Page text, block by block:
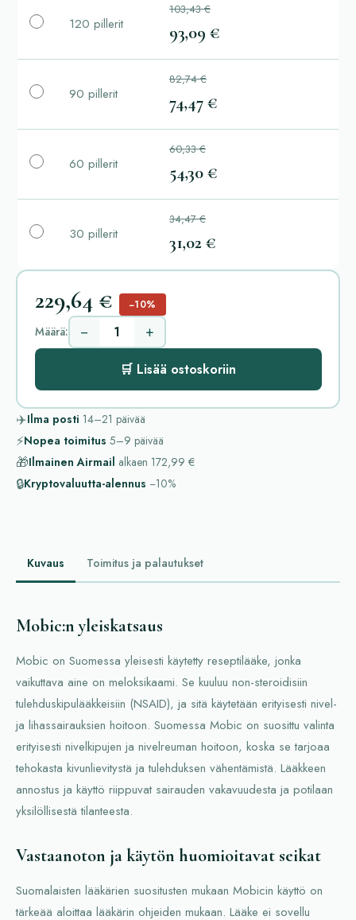
120 pillerit
103,43 €
93,09 €
90 pillerit
82,74 €
74,47 €
60 pillerit
60,33 €
54,30 €
30 pillerit
34,47 €
31,02 €
229,64 € −10%
Määrä: − +
🛒 Lisää ostoskoriin
✈️Ilma posti 14–21 päivää
⚡Nopea toimitus 5–9 päivää
🎁Ilmainen Airmail alkaen 172,99 €
🔒Kryptovaluutta-alennus −10%
Kuvaus Toimitus ja palautukset
Mobic:n yleiskatsaus
Mobic on Suomessa yleisesti käytetty reseptilääke, jonka
vaikuttava aine on meloksikaami. Se kuuluu non-steroidisiin
tulehduskipulääkkeisiin (NSAID), ja sitä käytetään erityisesti nivel-
ja lihassairauksien hoitoon. Suomessa Mobic on suosittu valinta
erityisesti nivelkipujen ja nivelreuman hoitoon, koska se tarjoaa
tehokasta kivunlievitystä ja tulehduksen vähentämistä. Lääkkeen
annostus ja käyttö riippuvat sairauden vakavuudesta ja potilaan
yksilöllisestä tilanteesta.
Vastaanoton ja käytön huomioitavat seikat
Suomalaisten lääkärien suositusten mukaan Mobicin käyttö on
tärkeää aloittaa lääkärin ohjeiden mukaan. Lääke ei sovellu